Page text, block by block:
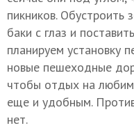
пикников. Обустроить
баки с глаз и
планируем установку
новые пешеходные
чтобы отдых на
еще и удобным.
нет.